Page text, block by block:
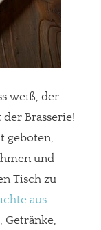
weiß, der
Brasserie!
geboten,
und
Tisch zu
aus
Getränke,